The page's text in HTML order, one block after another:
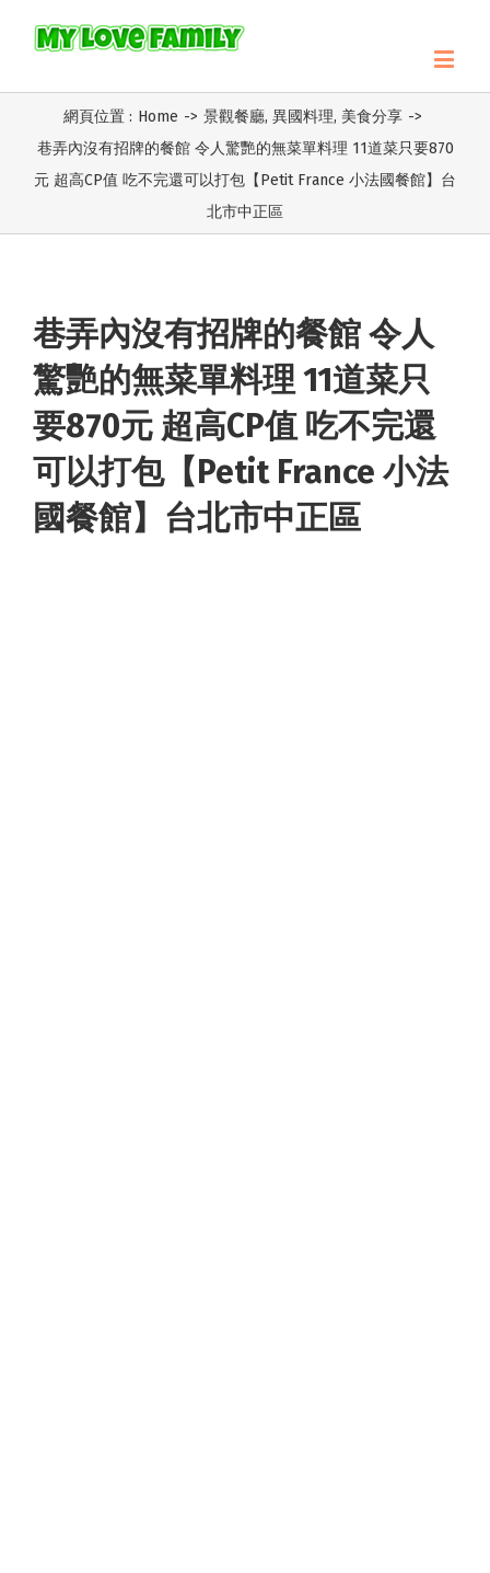
網頁位置 : Home -> 景觀餐廳, 異國料理, 美食分享 ->
巷弄內沒有招牌的餐館 令人驚艷的無菜單料理 11道菜只要870
元 超高CP值 吃不完還可以打包【Petit France 小法國餐館】台
北市中正區
巷弄內沒有招牌的餐館 令人
驚艷的無菜單料理 11道菜只
要870元 超高CP值 吃不完還
可以打包【Petit France 小法
國餐館】台北市中正區